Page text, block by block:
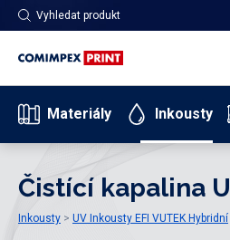
Vyhledat produkt
Materiály Inkousty
Čistící kapalina
Inkousty UV Inkousty EFI VUTEK Hybridní